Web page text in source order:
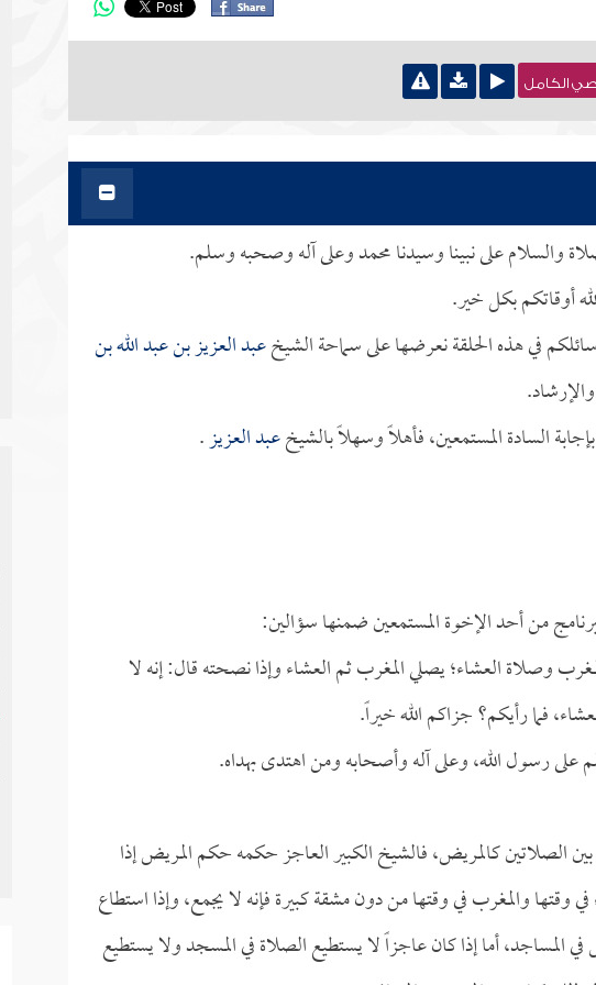
الكامل
والسلام على نبينا وسيدنا محمد وعلى آله وصحبه وسلم.
أوقاتكم بكل خير.
في هذه الحلقة نعرضها على سماحة الشيخعبد العزيز بن عبد الله بن
السادة المستمعين، فأهلاً وسهلاً بالشيخعبد العزيز.
من أحد الإخوة المستمعين ضمنها سؤالين:
وصلاة العشاء؛ يصلي المغرب ثم العشاء وإذا نصحته قال: إنه لا
فما رأيكم؟ جزاكم الله خيراً.
على رسول الله، وعلى آله وأصحابه ومن اهتدى بهداه.
الصلاتين كالمريض، فالشيخ الكبير العاجز حكمه حكم المريض إذا
وقتها والمغرب في وقتها من دون مشقة كبيرة فإنه لا يجمع، وإذا استطاع
أما إذا كان عاجزاً لا يستطيع الصلاة في المسجد ولا يستطيع